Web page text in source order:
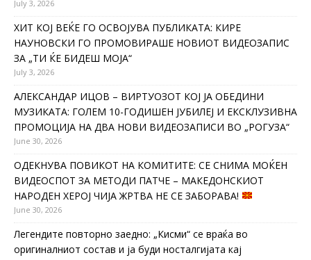
July 3, 2026
ХИТ КОЈ ВЕЌЕ ГО ОСВОЈУВА ПУБЛИКАТА: КИРЕ
НАУНОВСКИ ГО ПРОМОВИРАШЕ НОВИОТ ВИДЕОЗАПИС
ЗА „ТИ ЌЕ БИДЕШ МОЈА“
July 3, 2026
АЛЕКСАНДАР ИЦОВ – ВИРТУОЗОТ КОЈ ЈА ОБЕДИНИ
МУЗИКАТА: ГОЛЕМ 10-ГОДИШЕН ЈУБИЛЕЈ И ЕКСКЛУЗИВНА
ПРОМОЦИЈА НА ДВА НОВИ ВИДЕОЗАПИСИ ВО „РОГУЗА“
June 30, 2026
ОДЕКНУВА ПОВИКОТ НА КОМИТИТЕ: СЕ СНИМА МОЌЕН
ВИДЕОСПОТ ЗА МЕТОДИ ПАТЧЕ – МАКЕДОНСКИОТ
НАРОДЕН ХЕРОЈ ЧИЈА ЖРТВА НЕ СЕ ЗАБОРАВА!
June 30, 2026
Легендите повторно заедно: „Кисми“ се враќа во
оригиналниот состав и ја буди носталгијата кај